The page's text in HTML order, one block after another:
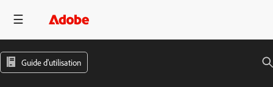
Guide d'utilisation